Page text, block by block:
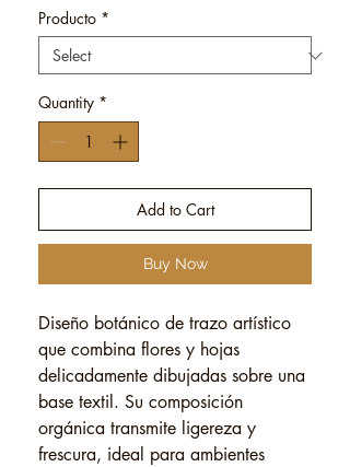
Producto *
Quantity *
Add to Cart
Buy Now
Diseño botánico de trazo artístico
que combina flores y hojas
delicadamente dibujadas sobre una
base textil. Su composición
orgánica transmite ligereza y
frescura, ideal para ambientes